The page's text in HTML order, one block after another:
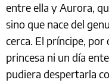
entre ella y Aurora,
sino que nace del
cerca. El príncipe,
princesa ni un día
pudiera despertarla